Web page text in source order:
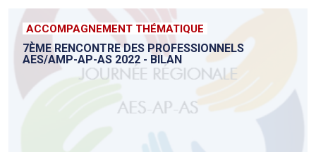
ACCOMPAGNEMENT THÉMATIQUE
7ÈME RENCONTRE DES PROFESSIONNELS
AES/AMP-AP-AS 2022 - BILAN